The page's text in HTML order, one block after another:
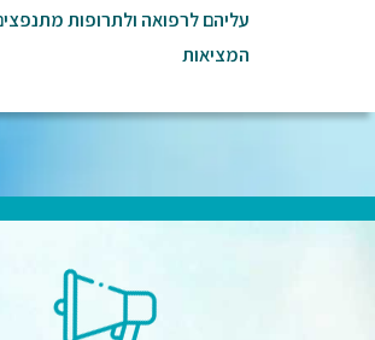
עליהם לרפואה ולתרופות
המציאות